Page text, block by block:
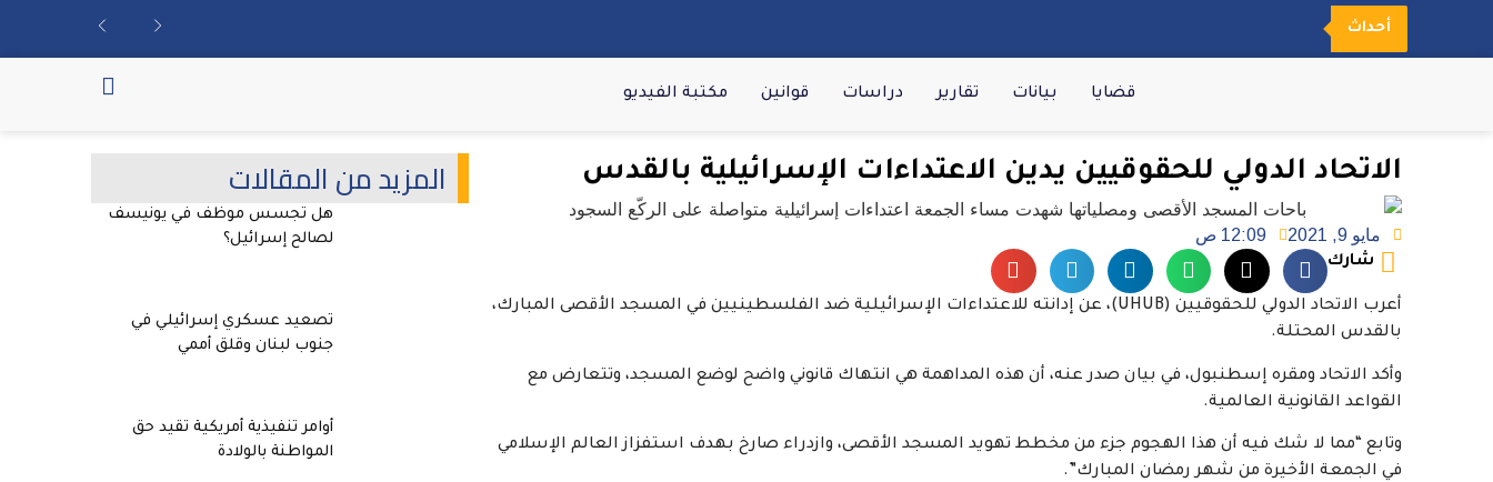
أحداث
قضايا بيانات تقارير دراسات قوانين مكتبة الفيديو
الاتحاد الدولي للحقوقيين يدين الاعتداءات الإسرائيلية بالقدس
مايو 9, 2021 12:09 ص
شارك
أعرب الاتحاد الدولي للحقوقيين (UHUB)، عن إدانته للاعتداءات الإسرائيلية ضد الفلسطينيين في المسجد الأقصى المبارك،
بالقدس المحتلة.
وأكد الاتحاد ومقره إسطنبول، في بيان صدر عنه، أن هذه المداهمة هي انتهاك قانوني واضح لوضع المسجد، وتتعارض مع
القواعد القانونية العالمية.
وتابع “مما لا شك فيه أن هذا الهجوم جزء من مخطط تهويد المسجد الأقصى، وازدراء صارخ بهدف استفزاز العالم الإسلامي
في الجمعة الأخيرة من شهر رمضان المبارك”.
المزيد من المقالات
هل تجسس موظف في يونيسف
لصالح إسرائيل؟
تصعيد عسكري إسرائيلي في
جنوب لبنان وقلق أممي
أوامر تنفيذية أمريكية تقيد حق
المواطنة بالولادة